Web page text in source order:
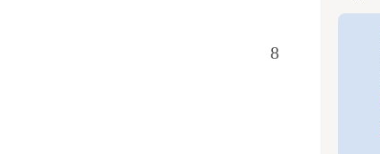
skyhøgt nivå. Jan-Erik Vik skriv
Mesterlig!»